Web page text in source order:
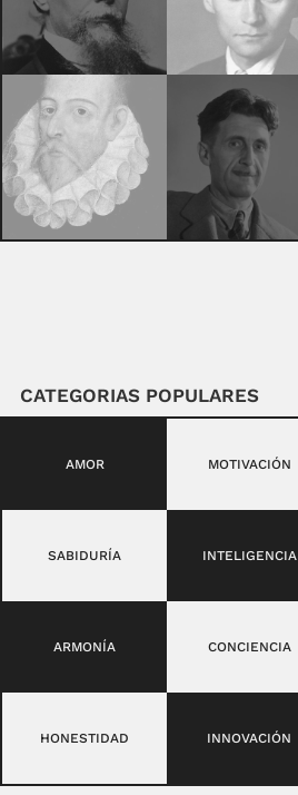
CATEGORIAS POPULARES
AMOR MOTIVACIÓN
SABIDURÍA INTELIGENCIA
ARMONÍA CONCIENCIA
HONESTIDAD INNOVACIÓN